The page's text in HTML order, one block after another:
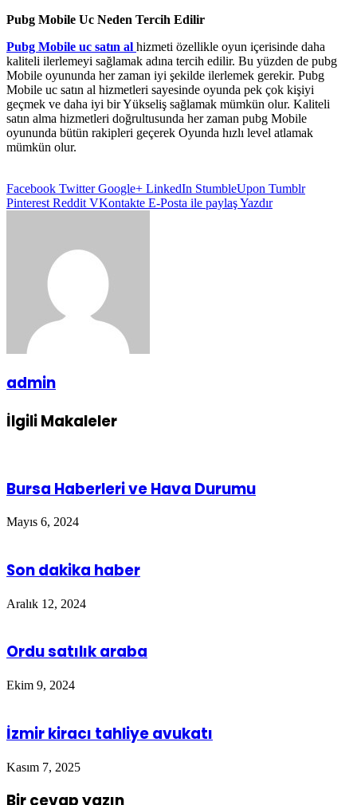
Pubg Mobile Uc Neden Tercih Edilir
Pubg Mobile uc satın al hizmeti özellikle oyun içerisinde daha
kaliteli ilerlemeyi sağlamak adına tercih edilir. Bu yüzden de pubg
Mobile oyununda her zaman iyi şekilde ilerlemek gerekir. Pubg
Mobile uc satın al hizmetleri sayesinde oyunda pek çok kişiyi
geçmek ve daha iyi bir Yükseliş sağlamak mümkün olur. Kaliteli
satın alma hizmetleri doğrultusunda her zaman pubg Mobile
oyununda bütün rakipleri geçerek Oyunda hızlı level atlamak
mümkün olur.
Facebook Twitter Google+ LinkedIn StumbleUpon Tumblr
Pinterest Reddit VKontakte E-Posta ile paylaşYazdır
admin
İlgili Makaleler
Bursa Haberleri ve Hava Durumu
Mayıs 6, 2024
Son dakika haber
Aralık 12, 2024
Ordu satılık araba
Ekim 9, 2024
İzmir kiracı tahliye avukatı
Kasım 7, 2025